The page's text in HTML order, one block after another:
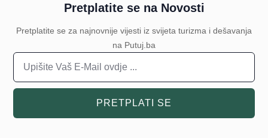
Pretplatite se na Novosti
Pretplatite se za najnovnije vijesti iz svijeta turizma i dešavanja
na Putuj.ba
PRETPLATI SE